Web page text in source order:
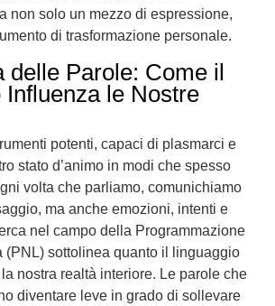
non solo un mezzo di espressione,
di trasformazione personale.
delle Parole: Come il
Influenza le Nostre
potenti, capaci di plasmarci e
stato d’animo in modi che spesso
volta che parliamo, comunichiamo
ma anche emozioni, intenti e
nel campo della Programmazione
(PNL) sottolinea quanto il linguaggio
nostra realtà interiore. Le parole che
diventare leve in grado di sollevare